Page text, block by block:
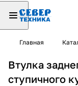
Главная
Втулка
ступичного